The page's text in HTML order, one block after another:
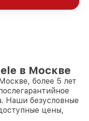
в Москве
более 5 лет
Наши безусловные
цены,